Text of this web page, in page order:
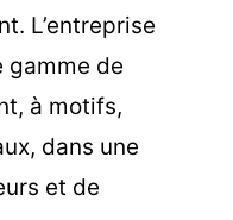
L’entreprise
gamme de
à motifs,
dans une
et de